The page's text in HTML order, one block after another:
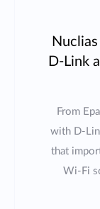
D-Link
From
with D-
that
Wi-Fi